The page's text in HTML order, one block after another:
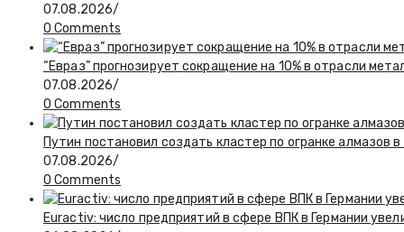
07.08.2026/
0 Comments
“Евраз” прогнозирует сокращение на 10% в отрасли
07.08.2026/
0 Comments
Путин постановил создать кластер по огранке алмазов
07.08.2026/
0 Comments
Euractiv: число предприятий в сфере ВПК в Германии